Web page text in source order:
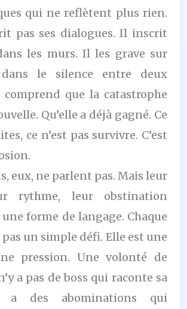
qui ne reflètent plus rien.
pas ses dialogues. Il inscrit
les murs. Il les grave sur
dans le silence entre deux
comprend que la catastrophe
Qu’elle a déjà gagné. Ce
ce n’est pas survivre. C’est
eux, ne parlent pas. Mais leur
rythme, leur obstination
forme de langage. Chaque
pas un simple défi. Elle est une
pression. Une volonté de
a pas de boss qui raconte sa
des abominations qui